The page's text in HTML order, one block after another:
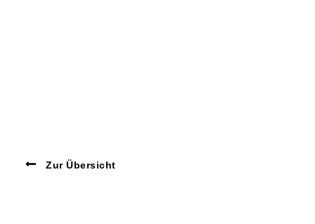
Zur Übersicht